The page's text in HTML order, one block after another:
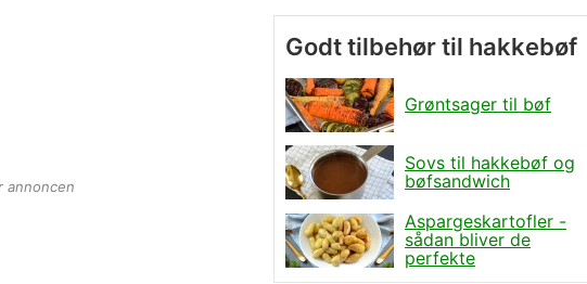
Godt tilbehør til hakkebøf
Grøntsager til bøf
Sovs til hakkebøf og
bøfsandwich
Aspargeskartofler -
sådan bliver de
perfekte